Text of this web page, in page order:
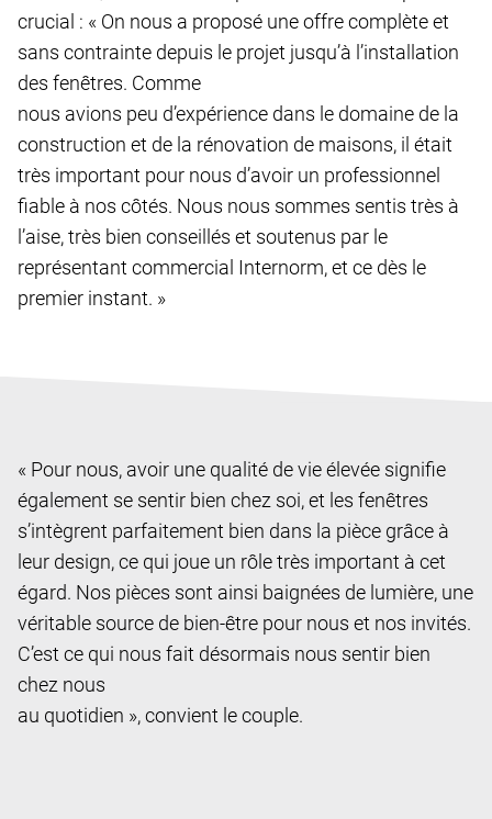
crucial : « On nous a proposé une offre complète et
sans contrainte depuis le projet jusqu’à l’installation
des fenêtres. Comme
nous avions peu d’expérience dans le domaine de la
construction et de la rénovation de maisons, il était
très important pour nous d’avoir un professionnel
fiable à nos côtés. Nous nous sommes sentis très à
l’aise, très bien conseillés et soutenus par le
représentant commercial Internorm, et ce dès le
premier instant. »
« Pour nous, avoir une qualité de vie élevée signifie
également se sentir bien chez soi, et les fenêtres
s’intègrent parfaitement bien dans la pièce grâce à
leur design, ce qui joue un rôle très important à cet
égard. Nos pièces sont ainsi baignées de lumière, une
véritable source de bien-être pour nous et nos invités.
C’est ce qui nous fait désormais nous sentir bien
chez nous
au quotidien », convient le couple.